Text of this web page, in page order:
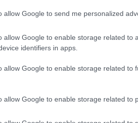
allow Google to send me personalized
allow Google to enable storage related to
identifiers in apps.
allow Google to enable storage related to
allow Google to enable storage related to
των τριών, δύο και ενός
άνθρωποι που τους
τα γαστρονομικά ταξίδια
μας, κυρίως τα
& Chateaux με τριάστερα
Guide -ξέρεις, το
Τον διάβαζα σταθερά.
θα πάρω 3 αστέρια" με